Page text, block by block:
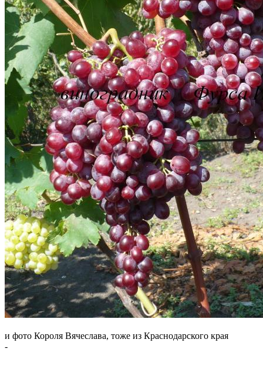
и фото Короля Вячеслава, тоже из Краснодарского края
-